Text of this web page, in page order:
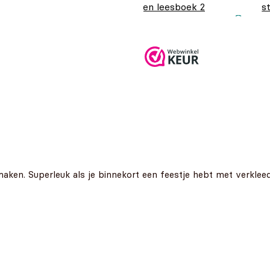
en leesboek 2
€14,99.
Superleuk als je binnekort een feestje hebt met